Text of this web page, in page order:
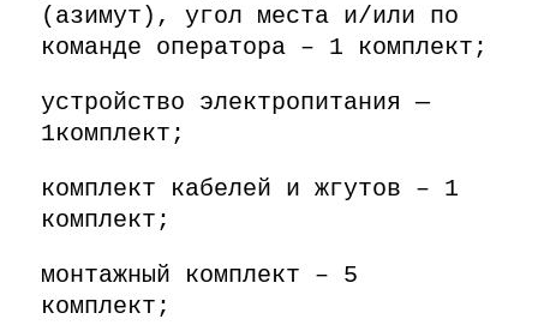
(азимут), угол места и/или по
команде оператора – 1 комплект;
устройство электропитания —
1комплект;
комплект кабелей и жгутов – 1
комплект;
монтажный комплект – 5
комплект;